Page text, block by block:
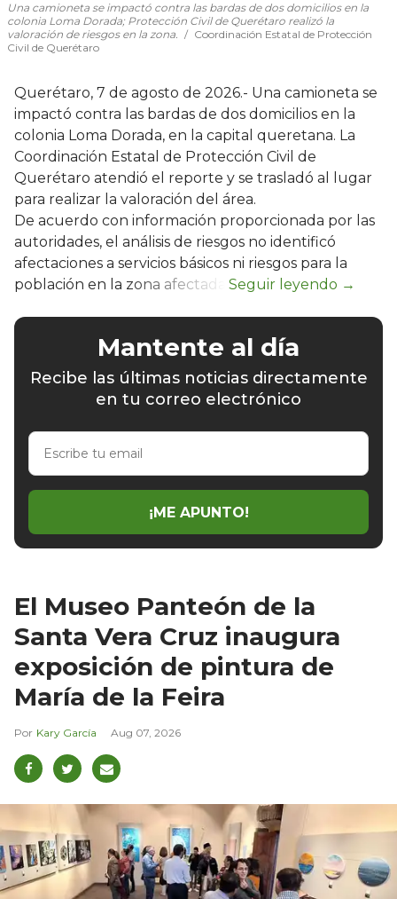
Una camioneta se impactó contra las bardas de dos domicilios en la
colonia Loma Dorada; Protección Civil de Querétaro realizó la
valoración de riesgos en la zona.
Coordinación Estatal de Protección
Civil de Querétaro
Querétaro, 7 de agosto de 2026.- Una camioneta se
impactó contra las bardas de dos domicilios en la
colonia Loma Dorada, en la capital queretana. La
Coordinación Estatal de Protección Civil de
Querétaro atendió el reporte y se trasladó al lugar
para realizar la valoración del área.
De acuerdo con información proporcionada por las
autoridades, el análisis de riesgos no identificó
afectaciones a servicios básicos ni riesgos para la
población en la zona afectada.
Mantente al día
Recibe las últimas noticias directamente
en tu correo electrónico
Escribe
email
¡ME APUNTO!
El Museo Panteón de la
Santa Vera Cruz inaugura
exposición de pintura de
María de la Feira
Kary García Aug 07, 2026